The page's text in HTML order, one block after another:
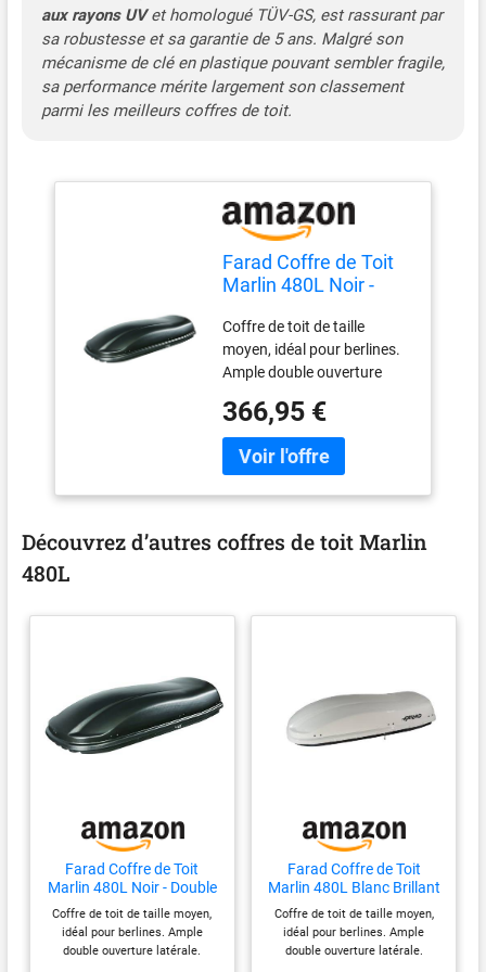
aux rayons UVet homologué TÜV-GS, est rassurant par
sa robustesse et sa garantie de 5 ans. Malgré son
mécanisme de clé en plastique pouvant sembler fragile,
sa performance mérite largement son classement
parmi les meilleurs coffres de toit.
Farad Coffre de Toit
Marlin 480L Noir -
Latérale,
Homologation TÜV-
GS, Garantie 5 Ans -
Serrures centralisées
sur 3 Points avec clés
de sécurité -
Résistant aux Rayons
UV
Coffre de toit de taille
moyen, idéal pour berlines.
Ample double ouverture
matériau antichoc et anti-
éclats, résistant aux rayons
UV. Equipé d'une clé antivol
chaque côté. Approuvé par
TÜV-GS et City-Crash.
couleurs sont toujours
disponibles en stock.
366,95 €
Découvrez d’autres coffres de toit Marlin
480L
Farad Coffre de Toit
Marlin 480L Noir - Double
Ouverture Latérale,
Homologation TÜV-GS,
Garantie 5 Ans - Serrures
centralisées sur 3 Points
Coffre de toit de taille moyen,
idéal pour berlines. Ample
double ouverture latérale.
Farad Coffre de Toit
Marlin 480L Blanc Brillant
- Double Ouverture
Latérale, Homologation
TÜV-GS, Garantie 5 Ans -
Serrures centralisées sur
Coffre de toit de taille moyen,
idéal pour berlines. Ample
double ouverture latérale.